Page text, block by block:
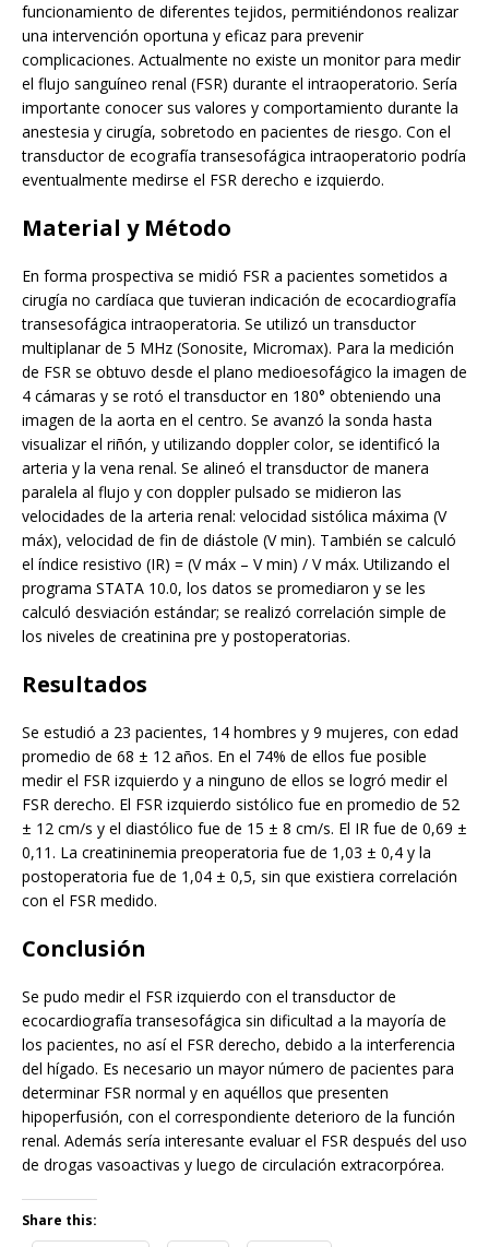
funcionamiento de diferentes tejidos, permitiéndonos realizar
una intervención oportuna y eficaz para prevenir
complicaciones. Actualmente no existe un monitor para medir
el flujo sanguíneo renal (FSR) durante el intraoperatorio. Sería
importante conocer sus valores y comportamiento durante la
anestesia y cirugía, sobretodo en pacientes de riesgo. Con el
transductor de ecografía transesofágica intraoperatorio podría
eventualmente medirse el FSR derecho e izquierdo.
Material y Método
En forma prospectiva se midió FSR a pacientes sometidos a
cirugía no cardíaca que tuvieran indicación de ecocardiografía
transesofágica intraoperatoria. Se utilizó un transductor
multiplanar de 5 MHz (Sonosite, Micromax). Para la medición
de FSR se obtuvo desde el plano medioesofágico la imagen de
4 cámaras y se rotó el transductor en 180° obteniendo una
imagen de la aorta en el centro. Se avanzó la sonda hasta
visualizar el riñón, y utilizando doppler color, se identificó la
arteria y la vena renal. Se alineó el transductor de manera
paralela al flujo y con doppler pulsado se midieron las
velocidades de la arteria renal: velocidad sistólica máxima (V
máx), velocidad de fin de diástole (V min). También se calculó
el índice resistivo (IR) = (V máx – V min) / V máx. Utilizando el
programa STATA 10.0, los datos se promediaron y se les
calculó desviación estándar; se realizó correlación simple de
los niveles de creatinina pre y postoperatorias.
Resultados
Se estudió a 23 pacientes, 14 hombres y 9 mujeres, con edad
promedio de 68 ± 12 años. En el 74% de ellos fue posible
medir el FSR izquierdo y a ninguno de ellos se logró medir el
FSR derecho. El FSR izquierdo sistólico fue en promedio de 52
± 12 cm/s y el diastólico fue de 15 ± 8 cm/s. El IR fue de 0,69 ±
0,11. La creatininemia preoperatoria fue de 1,03 ± 0,4 y la
postoperatoria fue de 1,04 ± 0,5, sin que existiera correlación
con el FSR medido.
Conclusión
Se pudo medir el FSR izquierdo con el transductor de
ecocardiografía transesofágica sin dificultad a la mayoría de
los pacientes, no así el FSR derecho, debido a la interferencia
del hígado. Es necesario un mayor número de pacientes para
determinar FSR normal y en aquéllos que presenten
hipoperfusión, con el correspondiente deterioro de la función
renal. Además sería interesante evaluar el FSR después del uso
de drogas vasoactivas y luego de circulación extracorpórea.
Share this: